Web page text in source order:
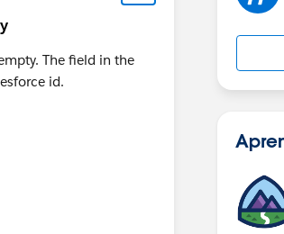
The field in the
id.